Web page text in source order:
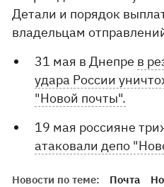
Детали и порядок
владельцам
31 мая в Днепре в
удара России
"Новой почты".
19 мая россияне
атаковали депо
Новости по теме: Почта